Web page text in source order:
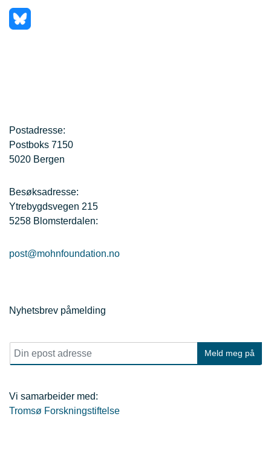
Postadresse:
Postboks 7150
5020 Bergen
Besøksadresse:
Ytrebygdsvegen 215
5258 Blomsterdalen:
post@mohnfoundation.no
Nyhetsbrev påmelding
E
p
t
*
Meld meg på
Vi samarbeider med:
Tromsø Forskningstiftelse